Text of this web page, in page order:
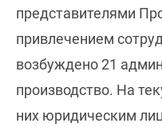
представителями
привлечением
возбуждено 21
производство. На
них юридическим